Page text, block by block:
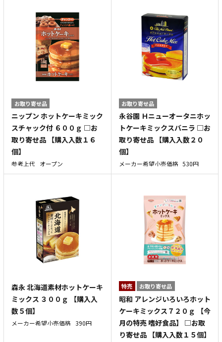
お取り寄せ品
ニップン ホットケーキミック
スチャック付 ６００ｇ □お
取り寄せ品 【購入入数１６
個】
参考上代 オープン
お取り寄せ品
永谷園 Ｈニューオータニホッ
トケーキミックスバニラ □お
取り寄せ品 【購入入数２０
個】
メーカー希望小売価格 530円
森永 北海道素材ホットケーキ
ミックス ３００ｇ 【購入入
数５個】
メーカー希望小売価格 390円
特売 お取り寄せ品
昭和 アレンジいろいろホット
ケーキミックス７２０ｇ 【今
月の特売 嗜好食品】 □お取
り寄せ品 【購入入数１５個】